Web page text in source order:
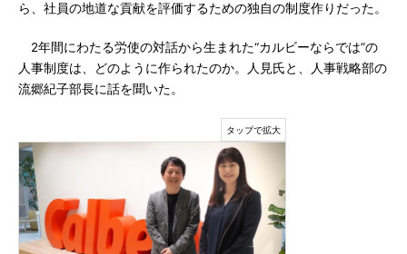
ら、社員の地道な貢献を評価するための独自の制度作りだった。
2年間にわたる労使の対話から生まれた“カルビーならでは”の
人事制度は、どのように作られたのか。人見氏と、人事戦略部の
流郷紀子部長に話を聞いた。